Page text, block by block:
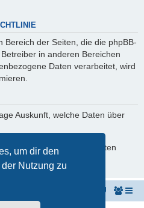
um dir den
Nutzung zu
Bereich der Seiten, die die phpBB-
in anderen Bereichen
Daten verarbeitet, wird
Auskunft, welche Daten über
bzw. Sperrung deiner Daten
den Betreiber.